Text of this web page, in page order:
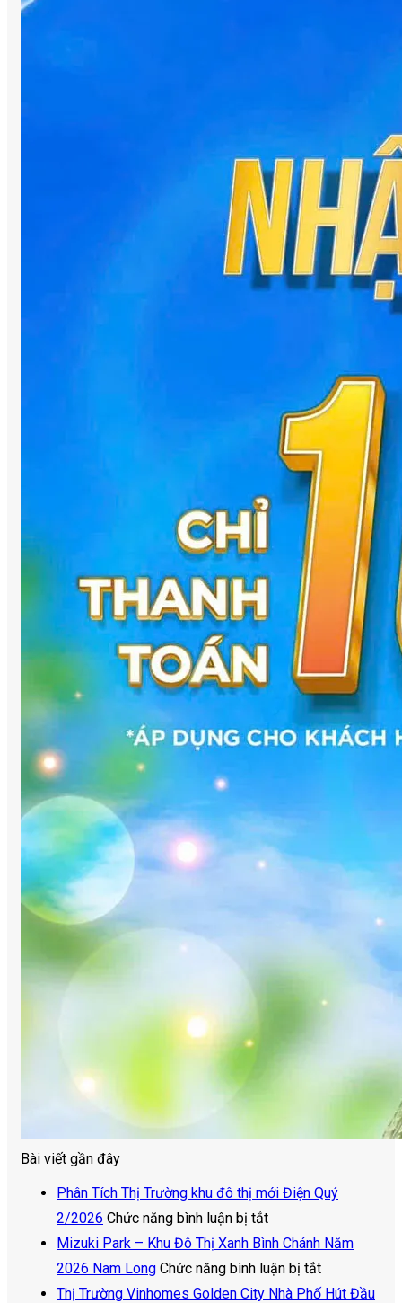
Bài viết gần đây
Phân Tích Thị Trường khu đô thị mới Điện Quý
2/2026 Chức năng bình luận bị tắtở
Phân
Tích
Thị
Mizuki Park – Khu Đô Thị Xanh Bình Chánh Năm
2026 Nam Long Chức năng bình luận bị tắtở
Mizuki
Thị Trường Vinhomes Golden City Nhà Phố Hút Đầu